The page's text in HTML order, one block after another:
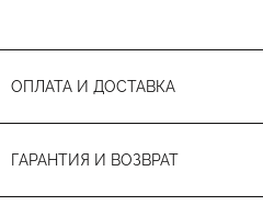
ОПЛАТА И ДОСТАВКА
ГАРАНТИЯ И ВОЗВРАТ